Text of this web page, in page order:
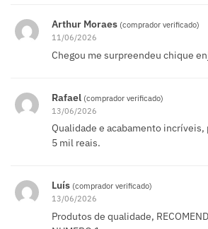
Arthur Moraes (comprador verificado)
11/06/2026
Chegou me surpreendeu chique
Rafael (comprador verificado)
13/06/2026
Qualidade e acabamento incríveis,
5 mil reais.
Luís (comprador verificado)
13/06/2026
Produtos de qualidade,